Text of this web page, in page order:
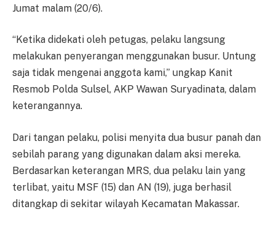
Jumat malam (20/6).
“Ketika didekati oleh petugas, pelaku langsung
melakukan penyerangan menggunakan busur. Untung
saja tidak mengenai anggota kami,” ungkap Kanit
Resmob Polda Sulsel, AKP Wawan Suryadinata, dalam
keterangannya.
Dari tangan pelaku, polisi menyita dua busur panah dan
sebilah parang yang digunakan dalam aksi mereka.
Berdasarkan keterangan MRS, dua pelaku lain yang
terlibat, yaitu MSF (15) dan AN (19), juga berhasil
ditangkap di sekitar wilayah Kecamatan Makassar.